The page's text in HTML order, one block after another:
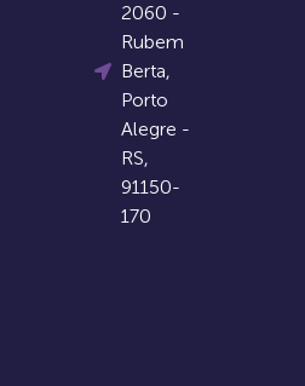
2060 -
Rubem
Berta,
Porto
Alegre -
RS,
91150-
170